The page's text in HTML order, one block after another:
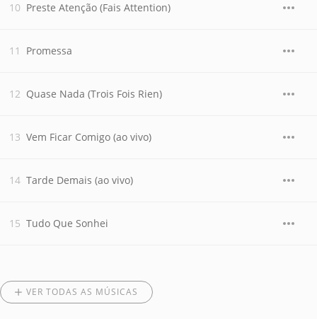
Preste Atenção (Fais Attention)
Promessa
Quase Nada (Trois Fois Rien)
Vem Ficar Comigo (ao vivo)
Tarde Demais (ao vivo)
Tudo Que Sonhei
VER TODAS AS MÚSICAS